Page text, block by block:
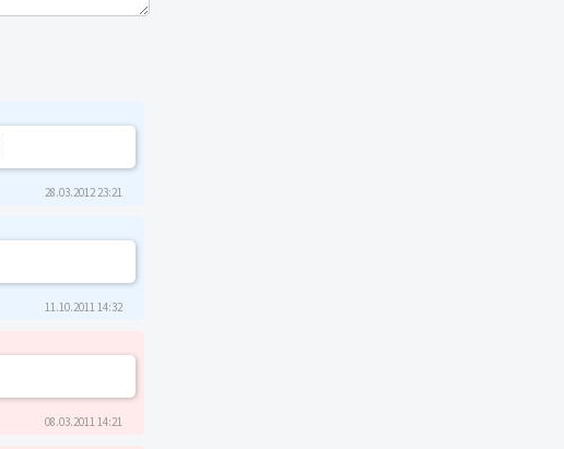
28.03.2012 23:21
11.10.2011 14:32
08.03.2011 14:21